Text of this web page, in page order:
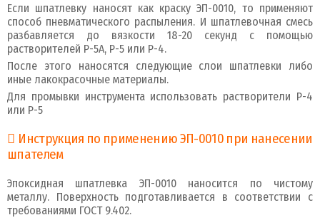
Если шпатлевку наносят как краску ЭП-0010, то применяют
способ пневматического распыления. И шпатлевочная смесь
разбавляется до вязкости 18-20 секунд с помощью
растворителей Р-5А, Р-5 или Р-4.
После этого наносятся следующие слои шпатлевки либо
иные лакокрасочные материалы.
Для промывки инструмента использовать растворители Р-4
или Р-5
Инструкция по применению ЭП-0010 при нанесении
шпателем
Эпоксидная шпатлевка ЭП-0010 наносится по чистому
металлу. Поверхность подготавливается в соответствии с
требованиями ГОСТ 9.402.